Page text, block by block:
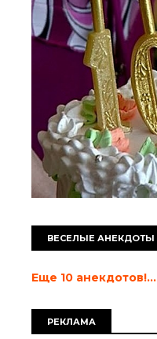
ВЕСЕЛЫЕ АНЕКДОТЫ
Еще 10 анекдотов!...
РЕКЛАМА